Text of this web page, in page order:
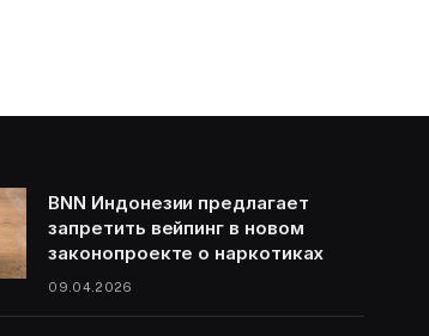
BNN Индонезии предлагает
запретить вейпинг в новом
законопроекте о наркотиках
09.04.2026